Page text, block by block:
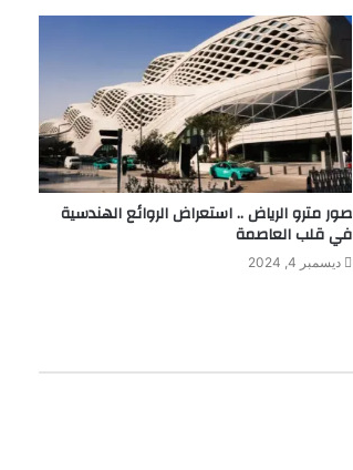
صور مترو الرياض .. استعراض الروائع الهندسية
في قلب العاصمة
ديسمبر 4, 2024